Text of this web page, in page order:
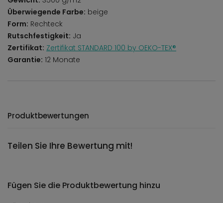
Überwiegende Farbe: beige
Form: Rechteck
Rutschfestigkeit: Ja
Zertifikat: Zertifikat STANDARD 100 by OEKO-TEX®
Garantie: 12 Monate
Produktbewertungen
Teilen Sie Ihre Bewertung mit!
Fügen Sie die Produktbewertung hinzu